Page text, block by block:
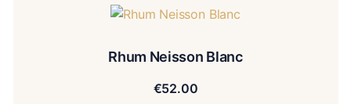
Rhum Neisson Blanc
€52.00